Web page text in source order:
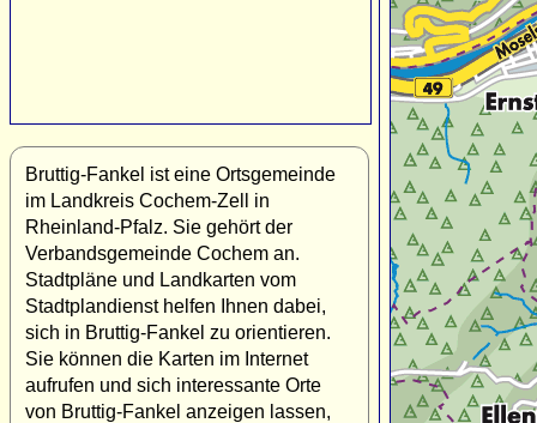
Bruttig-Fankel ist eine Ortsgemeinde
im Landkreis Cochem-Zell in
Rheinland-Pfalz. Sie gehört der
Verbandsgemeinde Cochem an.
Stadtpläne und Landkarten vom
Stadtplandienst helfen Ihnen dabei,
sich in Bruttig-Fankel zu orientieren.
Sie können die Karten im Internet
aufrufen und sich interessante Orte
von Bruttig-Fankel anzeigen lassen,